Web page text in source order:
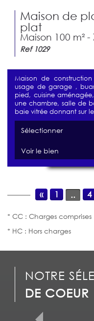
Maison de
plat
Maison 100 m² -
Ref 1029
Maison de
usage de garage ,
pied, cuisine
une chambre, salle de
baie vitrée donnant sur
Sélectionner
Voir le bien
« 1 .. 4
* CC : Charges comprises
* HC : Hors charges
NOTRE
DE COEUR